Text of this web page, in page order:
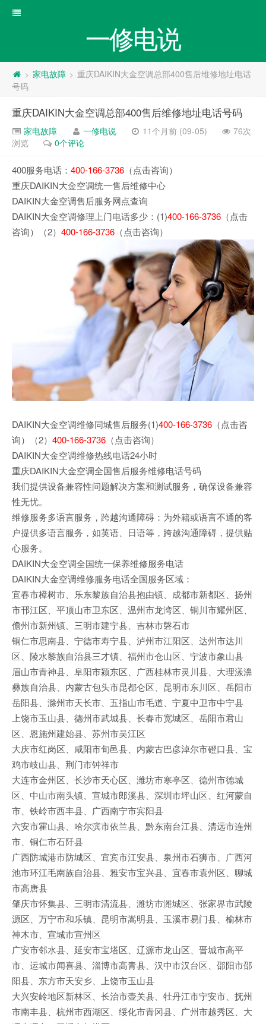
一修电说
> 家电故障 > 重庆DAIKIN大金空调总部400售后维修地址电话
号码
重庆DAIKIN大金空调总部400售后维修地址电话号码
家电故障 一修电说 11个月前 (09-05)
76次
浏览
0个评论
400服务电话： 400-166-3736 （点击咨询）
重庆DAIKIN大金空调统一售后维修中心
DAIKIN大金空调售后服务网点查询
DAIKIN大金空调修理上门电话多少：(1)400-166-3736 （点击
咨询）（2） 400-166-3736 （点击咨询）
DAIKIN大金空调维修同城售后服务(1)400-166-3736 （点击咨
询）（2） 400-166-3736 （点击咨询）
DAIKIN大金空调维修热线电话24小时
重庆DAIKIN大金空调全国售后服务维修电话号码
我们提供设备兼容性问题解决方案和测试服务，确保设备兼容
性无忧。
维修服务多语言服务，跨越沟通障碍：为外籍或语言不通的客
户提供多语言服务，如英语、日语等，跨越沟通障碍，提供贴
心服务。
DAIKIN大金空调全国统一保养维修服务电话
DAIKIN大金空调维修服务电话全国服务区域：
宜春市樟树市、乐东黎族自治县抱由镇、成都市新都区、扬州
市邗江区、平顶山市卫东区、温州市龙湾区、铜川市耀州区、
儋州市新州镇、三明市建宁县、吉林市磐石市
铜仁市思南县、宁德市寿宁县、泸州市江阳区、达州市达川
区、陵水黎族自治县三才镇、福州市仓山区、宁波市象山县
眉山市青神县、阜阳市颍东区、广西桂林市灵川县、大理漾濞
彝族自治县、内蒙古包头市昆都仑区、昆明市东川区、岳阳市
岳阳县、滁州市天长市、五指山市毛道、宁夏中卫市中宁县
上饶市玉山县、德州市武城县、长春市宽城区、岳阳市君山
区、恩施州建始县、苏州市吴江区
大庆市红岗区、咸阳市旬邑县、内蒙古巴彦淖尔市磴口县、宝
鸡市岐山县、荆门市钟祥市
大连市金州区、长沙市天心区、潍坊市寒亭区、德州市德城
区、中山市南头镇、宣城市郎溪县、深圳市坪山区、红河蒙自
市、铁岭市西丰县、广西南宁市宾阳县
六安市霍山县、哈尔滨市依兰县、黔东南台江县、清远市连州
市、铜仁市石阡县
广西防城港市防城区、宜宾市江安县、泉州市石狮市、广西河
池市环江毛南族自治县、雅安市宝兴县、宜春市袁州区、聊城
市高唐县
肇庆市怀集县、三明市清流县、潍坊市潍城区、张家界市武陵
源区、万宁市和乐镇、昆明市嵩明县、玉溪市易门县、榆林市
神木市、宣城市宣州区
广安市邻水县、延安市宝塔区、辽源市龙山区、晋城市高平
市、运城市闻喜县、淄博市高青县、汉中市汉台区、邵阳市邵
阳县、东方市天安乡、上饶市玉山县
大兴安岭地区新林区、长治市壶关县、牡丹江市宁安市、抚州
市南丰县、杭州市西湖区、绥化市青冈县、广州市越秀区、大